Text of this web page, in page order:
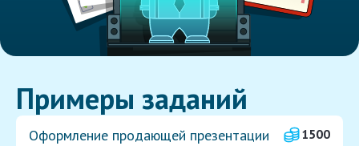
Примеры заданий
Оформление продающей презентации
1500